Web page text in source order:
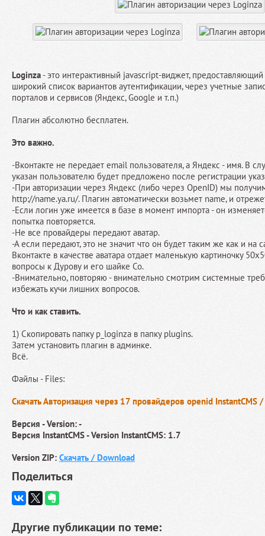
Loginza- это интерактивный javascript-виджет,
широкий список вариантов аутентификации, через учетные
порталов и сервисов (Яндекс, Google и т.п.)
Плагин абсолютно бесплатен.
Это важно.
-Вконтакте не передает email пользователя, а Яндекс - имя. В
указан пользователю будет предложено после регистрации
-При авторизации через Яндекс (либо через OpenID) мы
http://name.ya.ru/. Плагин автоматически возьмет name, и
-Если логин уже имеется в базе в момент импорта - он
попытка повторяется.
-Не все провайдеры передают аватар.
-А если передают, это не значит что он будет таким же как и на
Вконтакте в качестве аватара отдает маленькую картиночку
вопросы к Дурову и его шайке Co.
-Внимательно, повторяю - внимательно смотрим системные
избежать кучи лишних вопросов.
Что и как ставить.
1) Скопировать папку p_loginza в папку plugins.
Затем установить плагин в админке.
Всё.
Файлы - Files:
Скачать Авторизация через 17 провайдеров openid InstantCMS
Версия - Version: -
Версия InstantCMS - Version InstantCMS: 1.7
Version ZIP: Скачать / Download
Поделиться
Другие публикации по теме: